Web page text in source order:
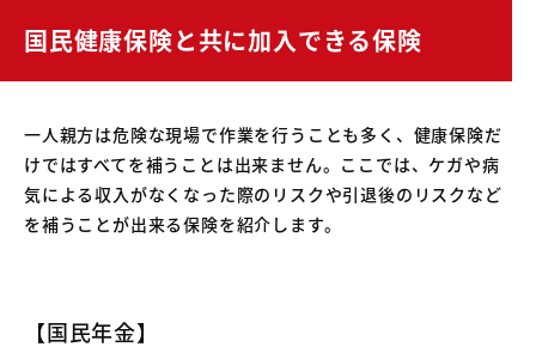
国民健康保険と共に加入できる保険
一人親方は危険な現場で作業を行うことも多く、健康保険だ
けではすべてを補うことは出来ません。ここでは、ケガや病
気による収入がなくなった際のリスクや引退後のリスクなど
を補うことが出来る保険を紹介します。
【国民年金】